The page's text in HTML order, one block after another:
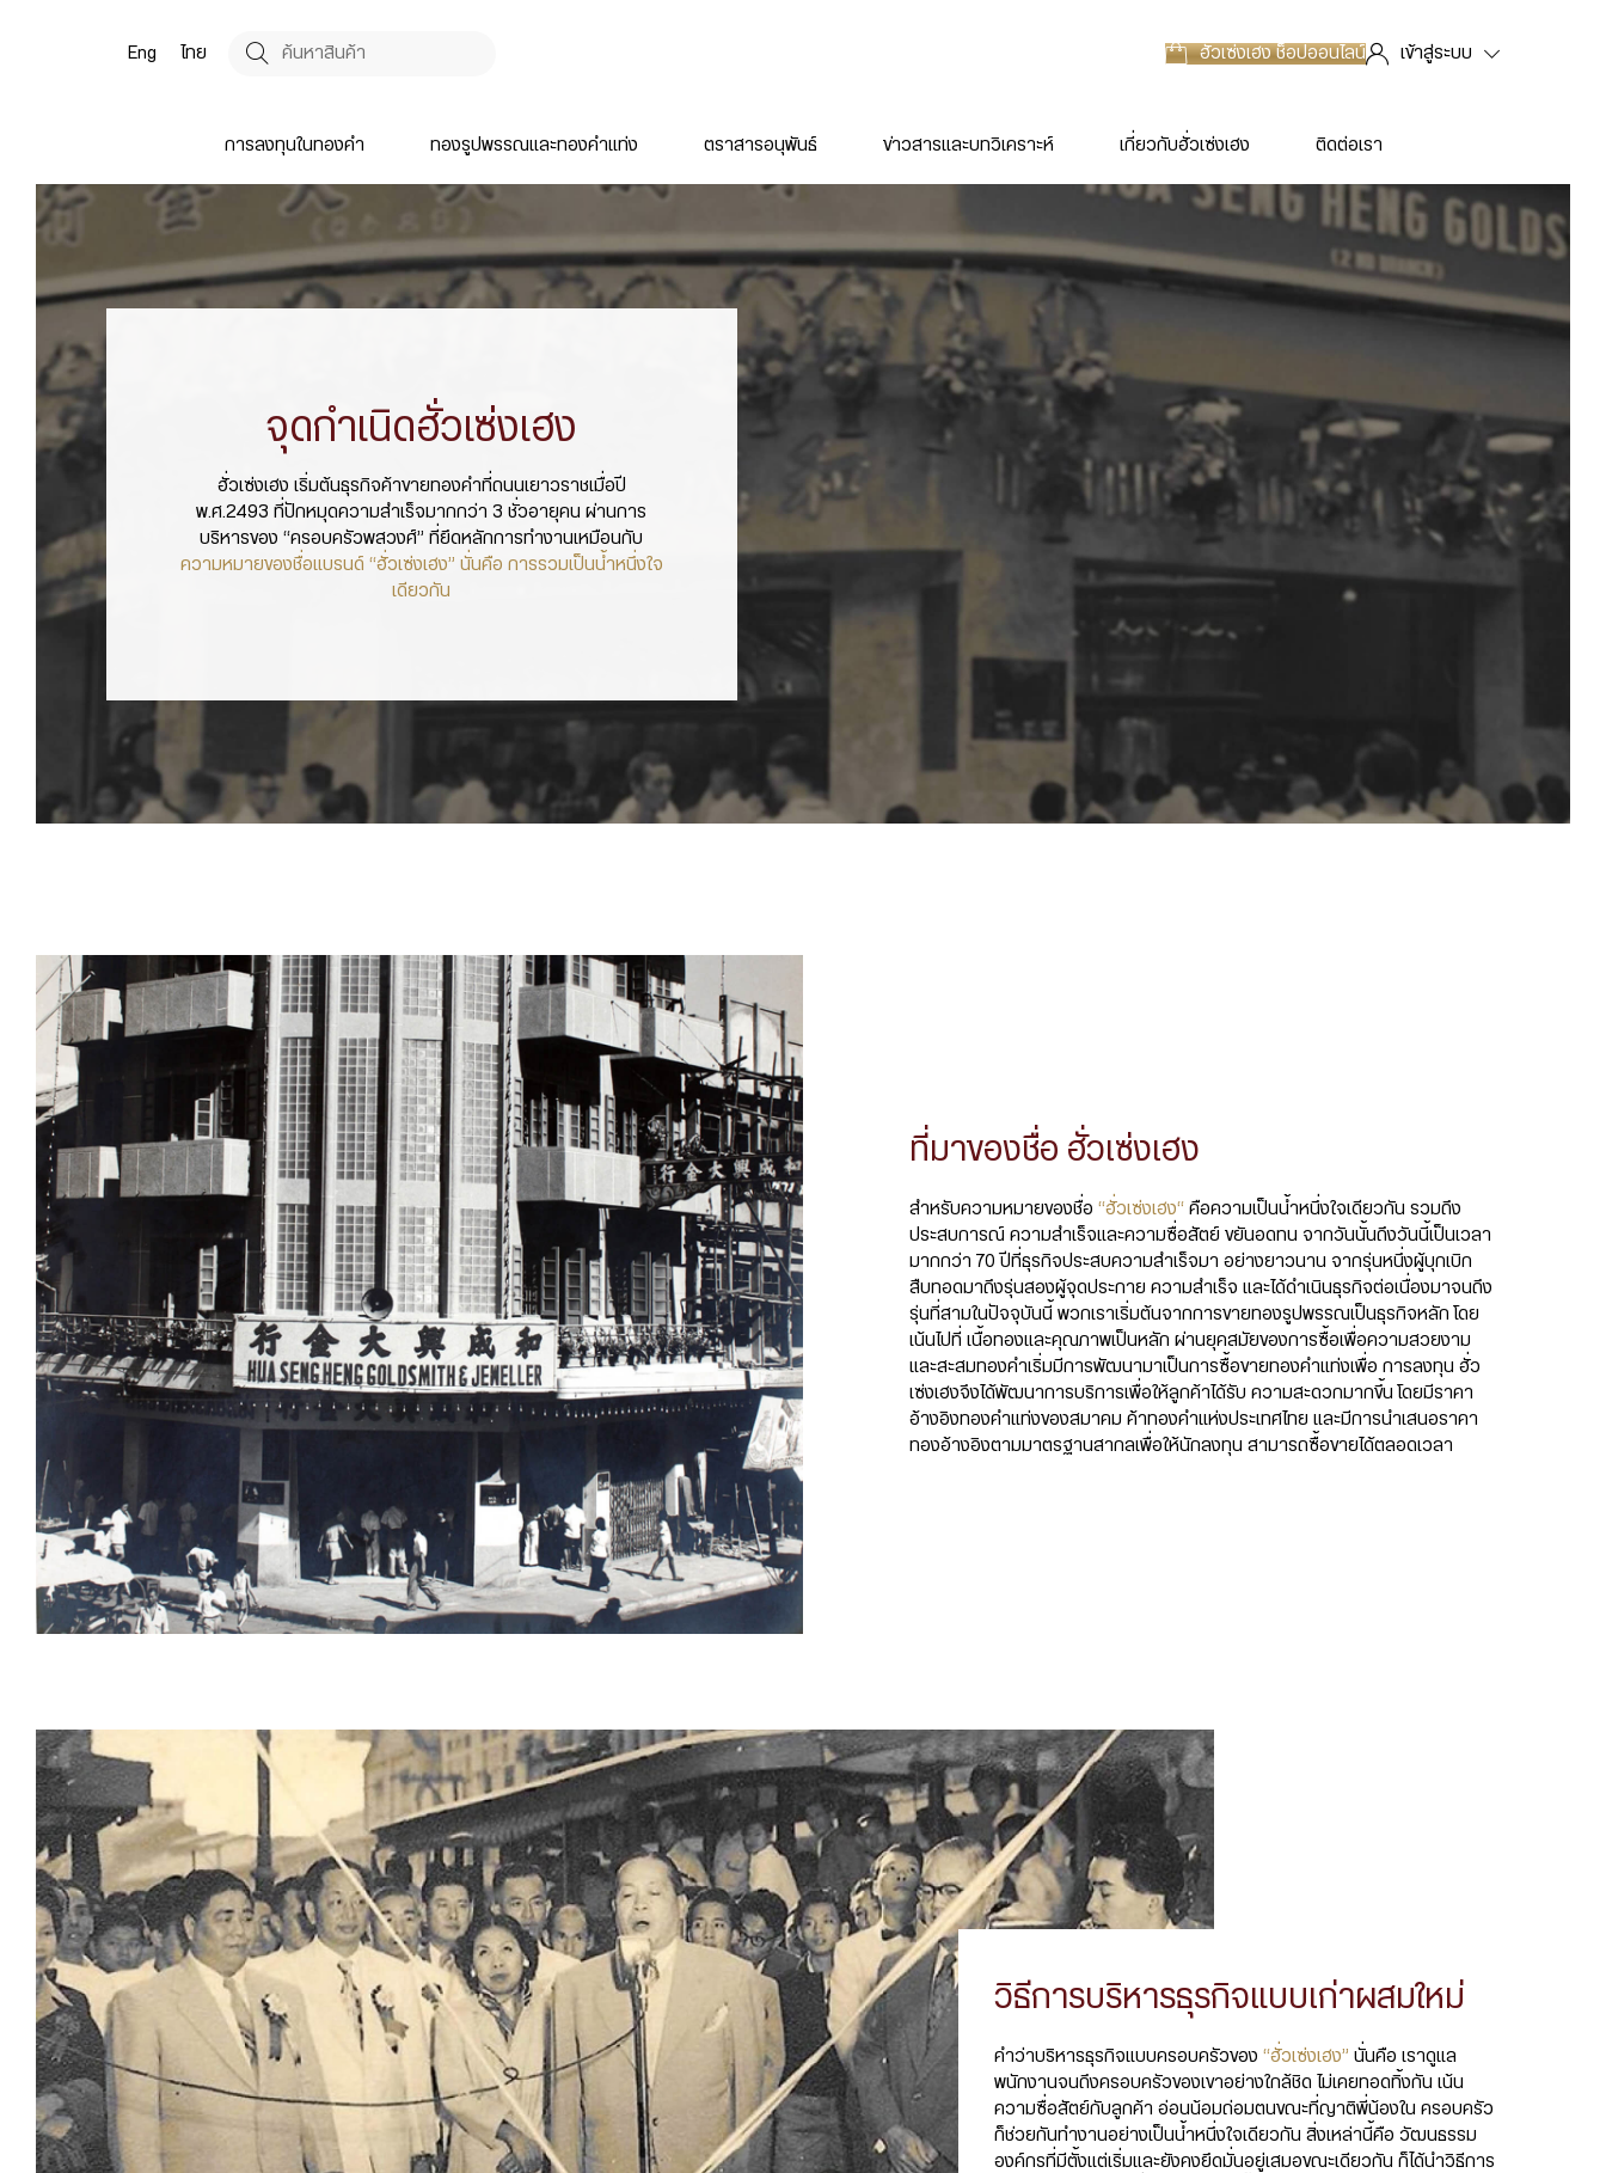
Eng ไทย ฮั่วเซ่งเฮงช็อปออนไลน์ เข้าสู่ระบบ
การลงทุนในทองคำ ทองรูปพรรณและทองคำแท่ง ตราสารอนุพันธ์ ข่าวสารและบทวิเคราะห์ เกี่ยวกับฮั่วเซ่งเฮง ติดต่อเรา
จุดกำเนิดฮั่วเซ่งเฮง
ฮั่วเซ่งเฮง เริ่มต้นธุรกิจค้าขายทองคำที่ถนนเยาวราชเมื่อปี
พ.ศ.2493 ที่ปักหมุดความสำเร็จมากกว่า 3 ชั่วอายุคน ผ่านการ
บริหารของ “ครอบครัวพสวงศ์” ที่ยึดหลักการทำงานเหมือนกับ
ความหมายของชื่อแบรนด์ “ฮั่วเซ่งเฮง” นั่นคือ การรวมเป็นน้ำหนึ่งใจ
เดียวกัน
ที่มาของชื่อ ฮั่วเซ่งเฮง
สำหรับความหมายของชื่อ “ฮั่วเซ่งเฮง“ คือความเป็นน้ำหนึ่งใจเดียวกัน รวมถึง
ประสบการณ์ ความสำเร็จและความซื่อสัตย์ ขยันอดทน จากวันนั้นถึงวันนี้เป็นเวลา
มากกว่า 70 ปีที่ธุรกิจประสบความสำเร็จมา อย่างยาวนาน จากรุ่นหนึ่งผู้บุกเบิก
สืบทอดมาถึงรุ่นสองผู้จุดประกาย ความสำเร็จ และได้ดำเนินธุรกิจต่อเนื่องมาจนถึง
รุ่นที่สามในปัจจุบันนี้ พวกเราเริ่มต้นจากการขายทองรูปพรรณเป็นธุรกิจหลัก โดย
เน้นไปที่ เนื้อทองและคุณภาพเป็นหลัก ผ่านยุคสมัยของการซื้อเพื่อความสวยงาม
และสะสมทองคำเริ่มมีการพัฒนามาเป็นการซื้อขายทองคำแท่งเพื่อ การลงทุน ฮั่ว
เซ่งเฮงจึงได้พัฒนาการบริการเพื่อให้ลูกค้าได้รับ ความสะดวกมากขึ้น โดยมีราคา
อ้างอิงทองคำแท่งของสมาคม ค้าทองคำแห่งประเทศไทย และมีการนำเสนอราคา
ทองอ้างอิงตามมาตรฐานสากลเพื่อให้นักลงทุน สามารถซื้อขายได้ตลอดเวลา
วิธีการบริหารธุรกิจแบบเก่าผสมใหม่
คำว่าบริหารธุรกิจแบบครอบครัวของ“ฮั่วเซ่งเฮง” นั่นคือ เราดูแล
พนักงานจนถึงครอบครัวของเขาอย่างใกล้ชิด ไม่เคยทอดทิ้งกัน เน้น
ความซื่อสัตย์กับลูกค้า อ่อนน้อมถ่อมตนขณะที่ญาติพี่น้องใน ครอบครัว
ก็ช่วยกันทำงานอย่างเป็นน้ำหนึ่งใจเดียวกัน สิ่งเหล่านี้คือ วัฒนธรรม
องค์กรที่มีตั้งแต่เริ่มและยังคงยึดมั่นอยู่เสมอขณะเดียวกัน ก็ได้นำวิธีการ